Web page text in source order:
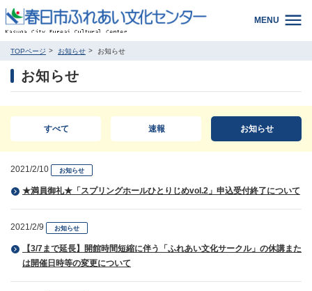
MENU
TOPページ お知らせ お知らせ
お知らせ
すべて 速報 お知らせ
2021/2/10 お知らせ
★満員御礼★「スプリングホールひとりじめvol.2」申込受付終了について
2021/2/9 お知らせ
【3/7まで延長】開館時間短縮に伴う「ふれあい文化サークル」の休講また
は開催日時等の変更について